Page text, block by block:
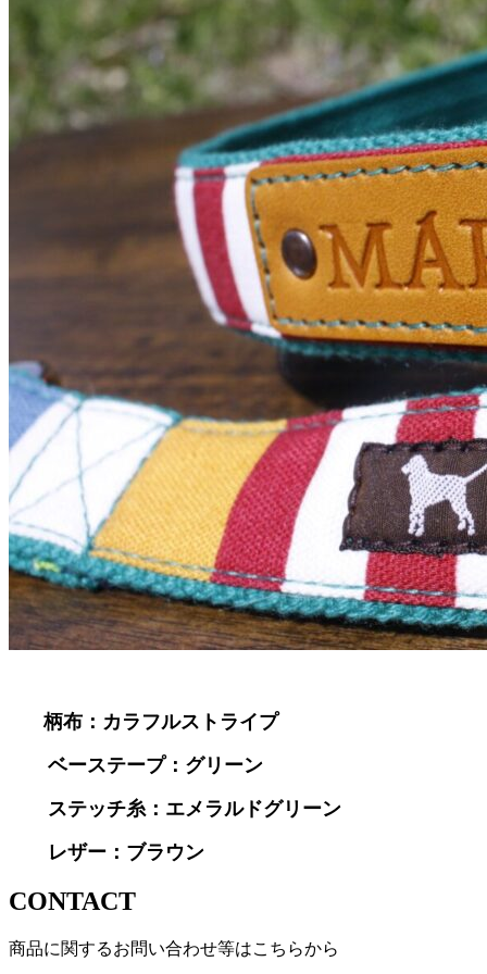
柄布：カラフルストライプ
ベーステープ：グリーン
ステッチ糸：エメラルドグリーン
レザー：ブラウン
CONTACT
商品に関するお問い合わせ等はこちらから